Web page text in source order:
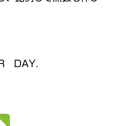
DAY.